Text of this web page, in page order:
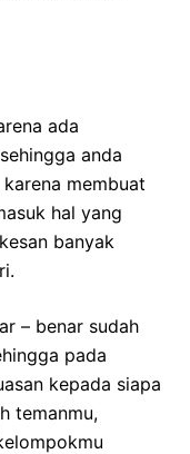
ada
anda
membuat
hal yang
banyak
– benar sudah
pada
kepada siapa
temanmu,